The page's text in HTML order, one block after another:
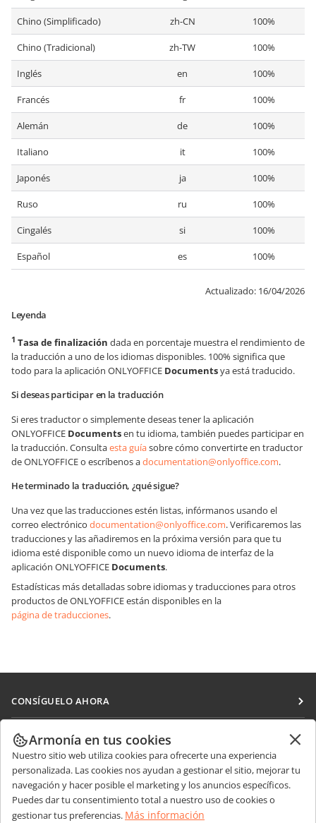
Chino (Simplificado) zh-CN 100%
Chino (Tradicional) zh-TW 100%
Inglés en 100%
Francés fr 100%
Alemán de 100%
Italiano it 100%
Japonés ja 100%
Ruso ru 100%
Cingalés si 100%
Español es 100%
Actualizado: 16/04/2026
Leyenda
1 Tasa de finalización dada en porcentaje muestra el rendimiento de
la traducción a uno de los idiomas disponibles. 100% significa que
todo para la aplicación ONLYOFFICE Documentsya está traducido.
Si deseas participar en la traducción
Si eres traductor o simplemente deseas tener la aplicación
ONLYOFFICE Documentsen tu idioma, también puedes participar en
la traducción. Consultaesta guíasobre cómo convertirte en traductor
de ONLYOFFICE o escríbenos adocumentation@onlyoffice.com.
He terminado la traducción, ¿qué sigue?
Una vez que las traducciones estén listas, infórmanos usando el
correo electrónico documentation@onlyoffice.com. Verificaremos las
traducciones y las añadiremos en la próxima versión para que tu
idioma esté disponible como un nuevo idioma de interfaz de la
aplicación ONLYOFFICE Documents.
Estadísticas más detalladas sobre idiomas y traducciones para otros
productos de ONLYOFFICE están disponibles en la
página de traducciones.
CONSÍGUELO AHORA
Docs
DocSpace
Workspace
Conectores
Aplicaciones de escritorio
COLABORAR
Para colaboradores
Para traductores
Para influencers
RECIBIR NOTICIAS
Blog
OBTENER AYUDA
Armonía en tus cookies
Nuestro sitio web utiliza cookies para ofrecerte una experiencia
personalizada. Las cookies nos ayudan a gestionar el sitio, mejorar tu
navegación y hacer posible el marketing y los anuncios específicos.
Puedes dar tu consentimiento total a nuestro uso de cookies o
gestionar tus preferencias. Más información